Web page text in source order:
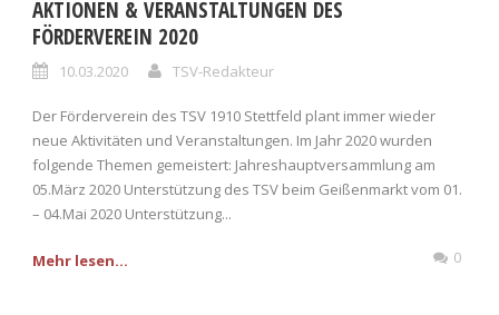
AKTIONEN & VERANSTALTUNGEN DES
FÖRDERVEREIN 2020
10.03.2020 TSV-Redakteur
Der Förderverein des TSV 1910 Stettfeld plant immer wieder
neue Aktivitäten und Veranstaltungen. Im Jahr 2020 wurden
folgende Themen gemeistert: Jahreshauptversammlung am
05.März 2020 Unterstützung des TSV beim Geißenmarkt vom 01.
– 04.Mai 2020 Unterstützung...
Mehr lesen... 0